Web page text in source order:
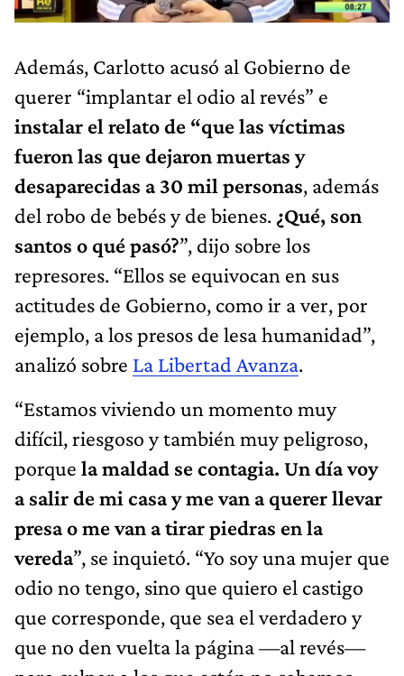
Además, Carlotto acusó al Gobierno de
querer “implantar el odio al revés” e
instalar el relato de “que las víctimas
fueron las que dejaron muertas y
desaparecidas a 30 mil personas, además
del robo de bebés y de bienes. ¿Qué, son
santos o qué pasó?”, dijo sobre los
represores. “Ellos se equivocan en sus
actitudes de Gobierno, como ir a ver, por
ejemplo, a los presos de lesa humanidad”,
analizó sobre La Libertad Avanza.
“Estamos viviendo un momento muy
difícil, riesgoso y también muy peligroso,
porque la maldad se contagia. Un día voy
a salir de mi casa y me van a querer llevar
presa o me van a tirar piedras en la
vereda”, se inquietó. “Yo soy una mujer que
odio no tengo, sino que quiero el castigo
que corresponde, que sea el verdadero y
que no den vuelta la página —al revés—